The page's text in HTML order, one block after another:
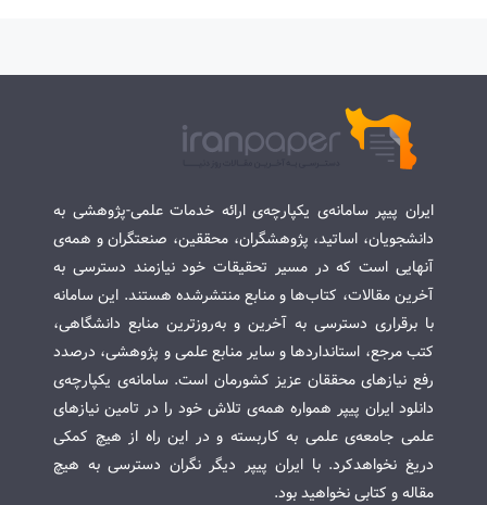
ایران پیپر سامانه‌ی یکپارچه‌ی ارائه خدمات علمی-پژوهشی به
دانشجویان، اساتید، پژوهشگران، محققین، صنعتگران و همه‌ی
آنهایی است که در مسیر تحقیقات خود نیازمند دسترسی به
آخرین مقالات، کتاب‌ها و منابع منتشرشده هستند. این سامانه
با برقراری دسترسی به آخرین و به‌روزترین منابع دانشگاهی،
کتب مرجع، استانداردها و سایر منابع علمی و پژوهشی، درصدد
رفع نیازهای محققان عزیز کشورمان است. سامانه‌ی یکپارچه‌ی
دانلود ایران پیپر همواره همه‌ی تلاش خود را در تامین نیازهای
علمی جامعه‌ی علمی به کاربسته و در این راه از هیچ کمکی
دریغ نخواهدکرد. با ایران پیپر دیگر نگران دسترسی به هیچ
مقاله و کتابی نخواهید بود.